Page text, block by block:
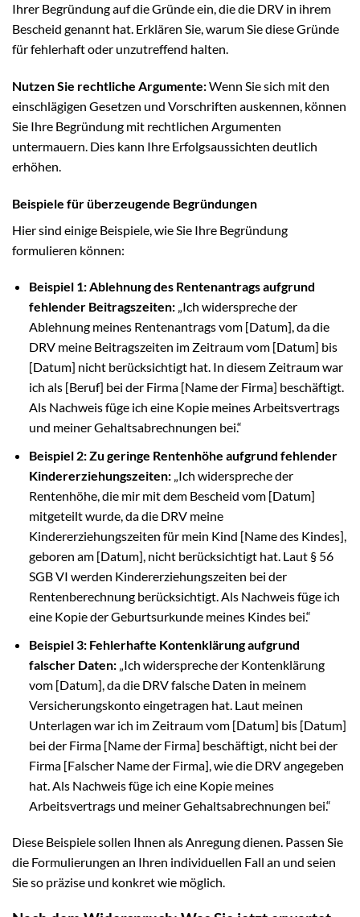
Ihrer Begründung auf die Gründe ein, die die DRV in ihrem
Bescheid genannt hat. Erklären Sie, warum Sie diese Gründe
für fehlerhaft oder unzutreffend halten.
Nutzen Sie rechtliche Argumente:Wenn Sie sich mit den
einschlägigen Gesetzen und Vorschriften auskennen, können
Sie Ihre Begründung mit rechtlichen Argumenten
untermauern. Dies kann Ihre Erfolgsaussichten deutlich
erhöhen.
Beispiele für überzeugende Begründungen
Hier sind einige Beispiele, wie Sie Ihre Begründung
formulieren können:
Beispiel 1: Ablehnung des Rentenantrags aufgrund
fehlender Beitragszeiten:„Ich widerspreche der
Ablehnung meines Rentenantrags vom [Datum], da die
DRV meine Beitragszeiten im Zeitraum vom [Datum] bis
[Datum] nicht berücksichtigt hat. In diesem Zeitraum war
ich als [Beruf] bei der Firma [Name der Firma] beschäftigt.
Als Nachweis füge ich eine Kopie meines Arbeitsvertrags
und meiner Gehaltsabrechnungen bei.“
Beispiel 2: Zu geringe Rentenhöhe aufgrund fehlender
Kindererziehungszeiten:„Ich widerspreche der
Rentenhöhe, die mir mit dem Bescheid vom [Datum]
mitgeteilt wurde, da die DRV meine
Kindererziehungszeiten für mein Kind [Name des Kindes],
geboren am [Datum], nicht berücksichtigt hat. Laut § 56
SGB VI werden Kindererziehungszeiten bei der
Rentenberechnung berücksichtigt. Als Nachweis füge ich
eine Kopie der Geburtsurkunde meines Kindes bei.“
Beispiel 3: Fehlerhafte Kontenklärung aufgrund
falscher Daten:„Ich widerspreche der Kontenklärung
vom [Datum], da die DRV falsche Daten in meinem
Versicherungskonto eingetragen hat. Laut meinen
Unterlagen war ich im Zeitraum vom [Datum] bis [Datum]
bei der Firma [Name der Firma] beschäftigt, nicht bei der
Firma [Falscher Name der Firma], wie die DRV angegeben
hat. Als Nachweis füge ich eine Kopie meines
Arbeitsvertrags und meiner Gehaltsabrechnungen bei.“
Diese Beispiele sollen Ihnen als Anregung dienen. Passen Sie
die Formulierungen an Ihren individuellen Fall an und seien
Sie so präzise und konkret wie möglich.